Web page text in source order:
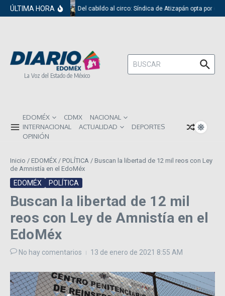
Saltar al contenido
ÚLTIMA HORA Del cabildo al circo: Síndica de Atizapán opta por el
La Voz del Estado de México
Buscar:
EDOMÉX CDMX
NACIONAL
INTERNACIONAL
ACTUALIDAD
DEPORTES
OPINIÓN
Inicio / EDOMÉX / POLÍTICA / Buscan la libertad de 12 mil reos con Ley
de Amnistía en el EdoMéx
EDOMÉX POLÍTICA
Buscan la libertad de 12 mil
reos con Ley de Amnistía en el
EdoMéx
No hay comentarios 13 de enero de 2021 8:55 AM